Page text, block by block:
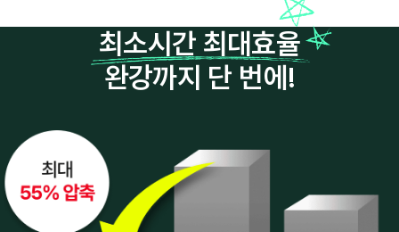
최소시간 최대효율
완강까지 단 번에!